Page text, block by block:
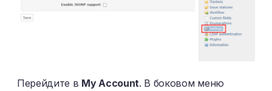
Перейдите в My Account. В боковом меню